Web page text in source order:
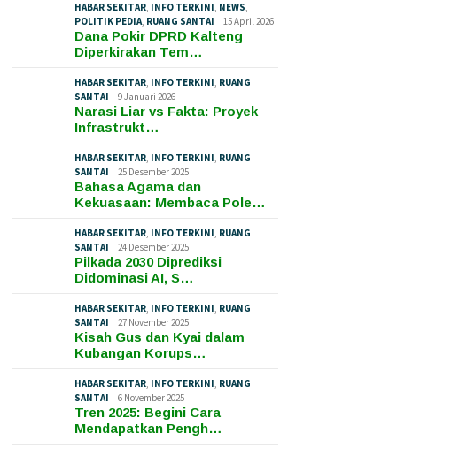
HABAR SEKITAR, INFO TERKINI, NEWS,
POLITIK PEDIA, RUANG SANTAI 15 April 2026
Dana Pokir DPRD Kalteng
Diperkirakan Tem…
HABAR SEKITAR, INFO TERKINI, RUANG
SANTAI
9 Januari 2026
Narasi Liar vs Fakta: Proyek
Infrastrukt…
HABAR SEKITAR, INFO TERKINI, RUANG
SANTAI
25 Desember 2025
Bahasa Agama dan
Kekuasaan: Membaca Pole…
HABAR SEKITAR, INFO TERKINI, RUANG
SANTAI
24 Desember 2025
Pilkada 2030 Diprediksi
Didominasi AI, S…
HABAR SEKITAR, INFO TERKINI, RUANG
SANTAI
27 November 2025
Kisah Gus dan Kyai dalam
Kubangan Korups…
HABAR SEKITAR, INFO TERKINI, RUANG
SANTAI
6 November 2025
Tren 2025: Begini Cara
Mendapatkan Pengh…